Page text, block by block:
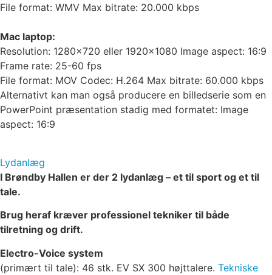
File format: WMV Max bitrate: 20.000 kbps
Mac laptop:
Resolution: 1280×720 eller 1920×1080 Image aspect: 16:9
Frame rate: 25-60 fps
File format: MOV Codec: H.264 Max bitrate: 60.000 kbps
Alternativt kan man også producere en billedserie som en
PowerPoint præsentation stadig med formatet: Image
aspect: 16:9
Lydanlæg
I Brøndby Hallen er der 2 lydanlæg – et til sport og et til
tale.
Brug heraf kræver professionel tekniker til både
tilretning og drift.
Electro-Voice system
(primært til tale): 46 stk. EV SX 300 højttalere. Tekniske